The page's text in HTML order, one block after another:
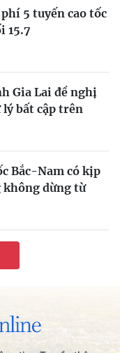
5 tuyến cao tốc
15.7
Gia Lai đề nghị
bất cập trên
Bắc-Nam có kịp
dừng từ